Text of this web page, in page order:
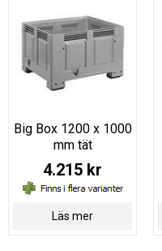
Big Box 1200 x 1000
mm tät
4.215 kr
Läs mer